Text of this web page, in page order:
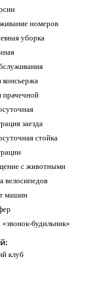
номеров
уборка
консьержа
прачечной
заезда
стойка
с животными
велосипедов
машин
«звонок-будильник»
клуб